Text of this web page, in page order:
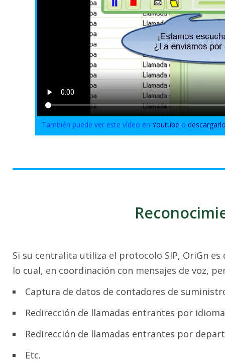
También puede ver este vídeo enYoutube o
Si su centralita utiliza el protocolo SIP, OriGn
lo cual, en coordinación con mensajes de voz,
Captura de datos de contadores de
Redirección de llamadas entrantes por
Redirección de llamadas entrantes por
Etc.